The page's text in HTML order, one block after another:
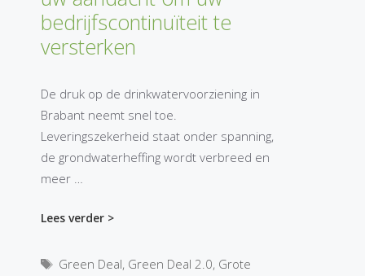
bedrijfscontinuïteit te
versterken
De druk op de drinkwatervoorziening in
Brabant neemt snel toe.
Leveringszekerheid staat onder spanning,
de grondwaterheffing wordt verbreed en
meer …
Lees verder >
Tags
Green Deal, Green Deal 2.0, Grote